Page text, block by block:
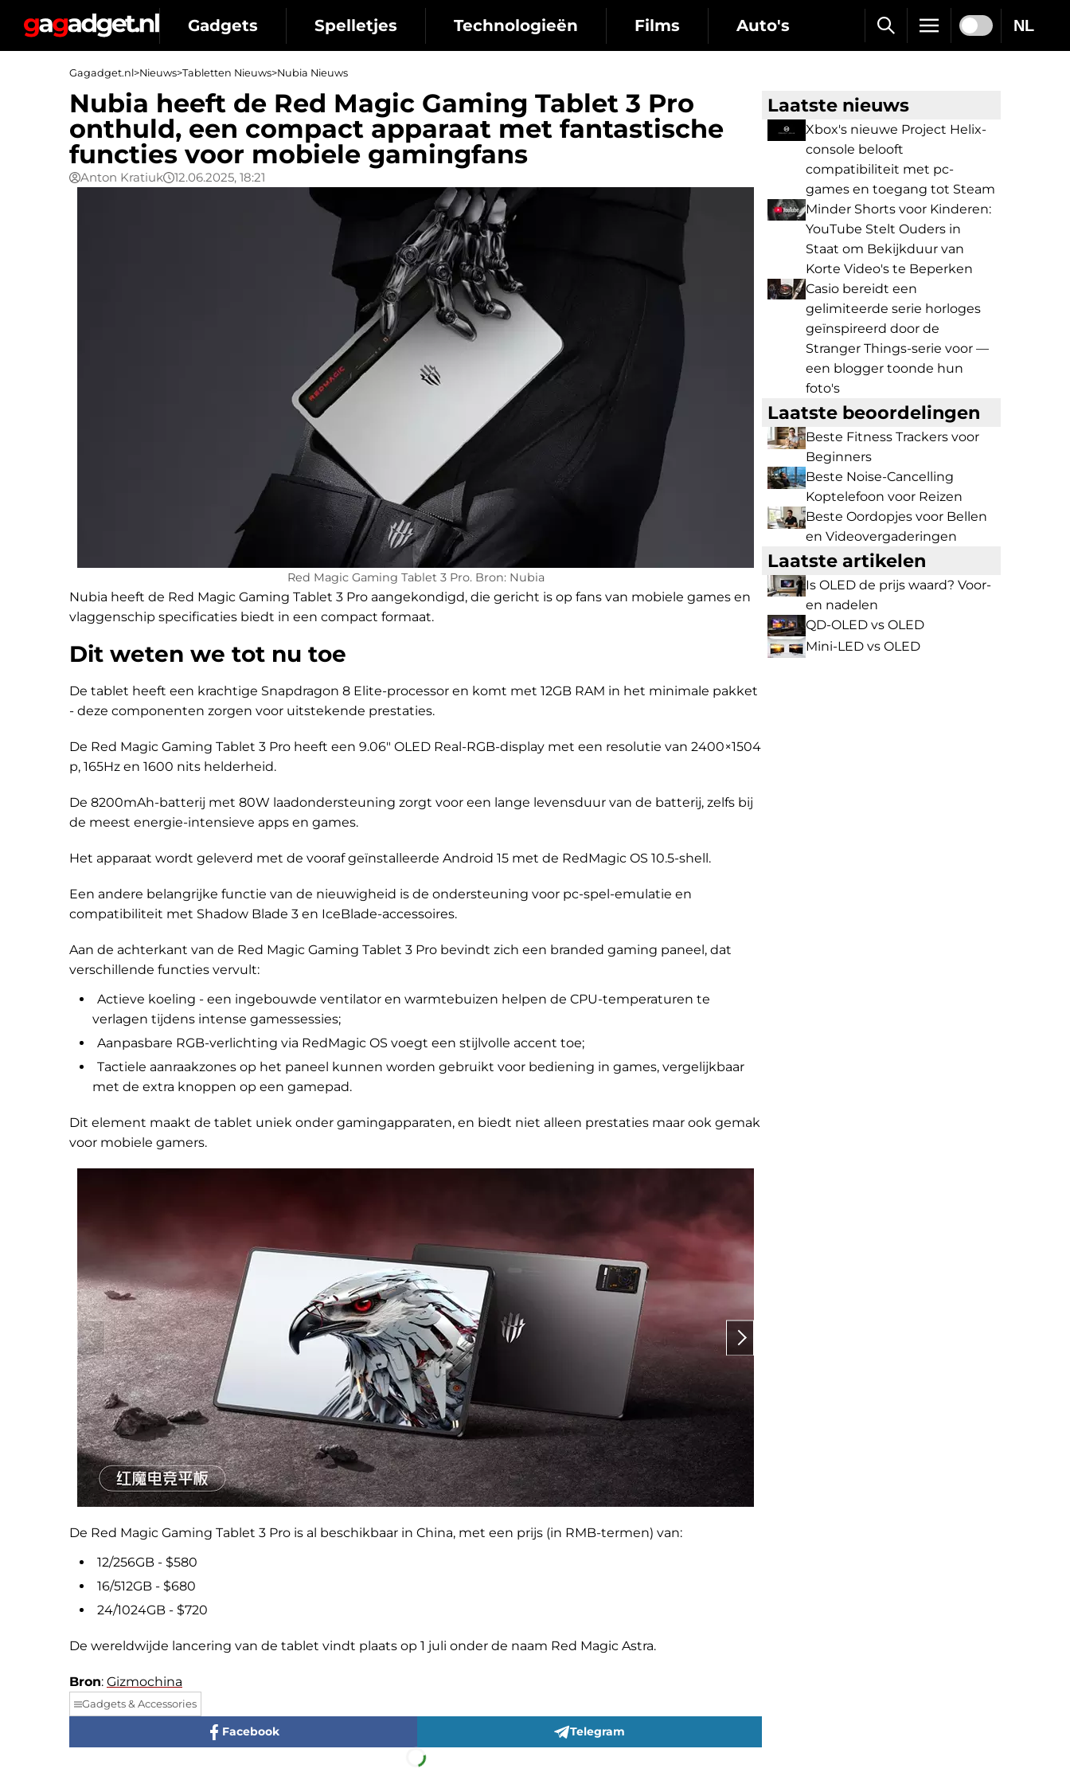
Gadgets Spelletjes Technologieën Films Auto's NL
Gagadget.nl>Nieuws>Tabletten Nieuws>Nubia Nieuws
Nubia heeft de Red Magic Gaming Tablet 3 Pro
onthuld, een compact apparaat met fantastische
functies voor mobiele gamingfans
Anton Kratiuk 12.06.2025, 18:21
Red Magic Gaming Tablet 3 Pro. Bron: Nubia
Nubia heeft de Red Magic Gaming Tablet 3 Pro aangekondigd, die gericht is op fans van mobiele games en
vlaggenschip specificaties biedt in een compact formaat.
Dit weten we tot nu toe
De tablet heeft een krachtige Snapdragon 8 Elite-processor en komt met 12GB RAM in het minimale pakket
- deze componenten zorgen voor uitstekende prestaties.
De Red Magic Gaming Tablet 3 Pro heeft een 9.06″ OLED Real-RGB-display met een resolutie van 2400×1504
p, 165Hz en 1600 nits helderheid.
De 8200mAh-batterij met 80W laadondersteuning zorgt voor een lange levensduur van de batterij, zelfs bij
de meest energie-intensieve apps en games.
Het apparaat wordt geleverd met de vooraf geïnstalleerde Android 15 met de RedMagic OS 10.5-shell.
Een andere belangrijke functie van de nieuwigheid is de ondersteuning voor pc-spel-emulatie en
compatibiliteit met Shadow Blade 3 en IceBlade-accessoires.
Aan de achterkant van de Red Magic Gaming Tablet 3 Pro bevindt zich een branded gaming paneel, dat
verschillende functies vervult:
Actieve koeling - een ingebouwde ventilator en warmtebuizen helpen de CPU-temperaturen te
verlagen tijdens intense gamessessies;
Aanpasbare RGB-verlichting via RedMagic OS voegt een stijlvolle accent toe;
Tactiele aanraakzones op het paneel kunnen worden gebruikt voor bediening in games, vergelijkbaar
met de extra knoppen op een gamepad.
Dit element maakt de tablet uniek onder gamingapparaten, en biedt niet alleen prestaties maar ook gemak
voor mobiele gamers.
De Red Magic Gaming Tablet 3 Pro is al beschikbaar in China, met een prijs (in RMB-termen) van:
12/256GB - $580
16/512GB - $680
24/1024GB - $720
De wereldwijde lancering van de tablet vindt plaats op 1 juli onder de naam Red Magic Astra.
Bron: Gizmochina
Gadgets & Accessories
Facebook Telegram
Laatste nieuws
Xbox's nieuwe Project Helix-
console belooft
compatibiliteit met pc-
games en toegang tot Steam
Minder Shorts voor Kinderen:
YouTube Stelt Ouders in
Staat om Bekijkduur van
Korte Video's te Beperken
Casio bereidt een
gelimiteerde serie horloges
geïnspireerd door de
Stranger Things-serie voor —
een blogger toonde hun
foto's
Laatste beoordelingen
Beste Fitness Trackers voor
Beginners
Beste Noise-Cancelling
Koptelefoon voor Reizen
Beste Oordopjes voor Bellen
en Videovergaderingen
Laatste artikelen
Is OLED de prijs waard? Voor-
en nadelen
QD-OLED vs OLED
Mini-LED vs OLED